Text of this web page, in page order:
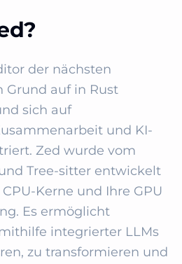
der nächsten
Grund auf in Rust
sich auf
und KI-
Zed wurde vom
Tree-sitter entwickelt
Kerne und Ihre GPU
Es ermöglicht
integrierter LLMs
zu transformieren und